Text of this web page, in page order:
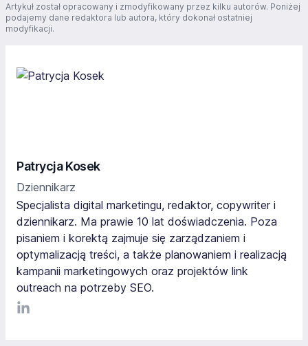
Artykuł został opracowany i zmodyfikowany przez kilku autorów. Poniżej
podajemy dane redaktora lub autora, który dokonał ostatniej
modyfikacji.
Patrycja Kosek
Dziennikarz
Specjalista digital marketingu, redaktor, copywriter i
dziennikarz. Ma prawie 10 lat doświadczenia. Poza
pisaniem i korektą zajmuje się zarządzaniem i
optymalizacją treści, a także planowaniem i realizacją
kampanii marketingowych oraz projektów link
outreach na potrzeby SEO.
LinkediIn